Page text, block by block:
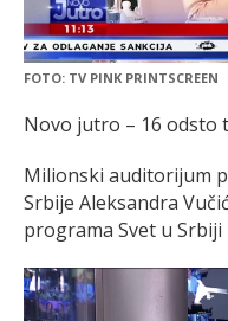
FOTO: TV PINK PRINTSCREEN
Novo jutro – 16 odsto
Milionski auditorijum
Srbije Aleksandra
programa Svet u Srbiji